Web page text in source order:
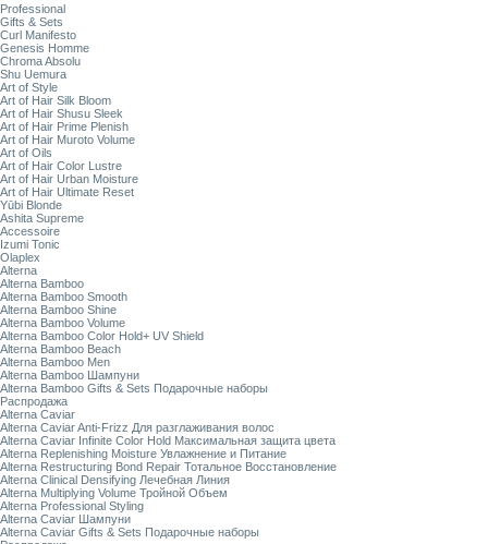
Professional
Gifts & Sets
Curl Manifesto
Genesis Homme
Chroma Absolu
Shu Uemura
Art of Style
Art of Hair Silk Bloom
Art of Hair Shusu Sleek
Art of Hair Prime Plenish
Art of Hair Muroto Volume
Art of Oils
Art of Hair Color Lustre
Art of Hair Urban Moisture
Art of Hair Ultimate Reset
Yūbi Blonde
Ashita Supreme
Accessoire
Izumi Tonic
Olaplex
Alterna
Alterna Bamboo
Alterna Bamboo Smooth
Alterna Bamboo Shine
Alterna Bamboo Volume
Alterna Bamboo Color Hold+ UV Shield
Alterna Bamboo Beach
Alterna Bamboo Men
Alterna Bamboo Шампуни
Alterna Bamboo Gifts & Sets Подарочные наборы
Распродажа
Alterna Caviar
Alterna Caviar Anti-Frizz Для разглаживания волос
Alterna Caviar Infinite Color Hold Максимальная защита цвета
Alterna Replenishing Moisture Увлажнение и Питание
Alterna Restructuring Bond Repair Тотальное Восстановление
Alterna Clinical Densifying Лечебная Линия
Alterna Multiplying Volume Тройной Объем
Alterna Professional Styling
Alterna Caviar Шампуни
Alterna Caviar Gifts & Sets Подарочные наборы